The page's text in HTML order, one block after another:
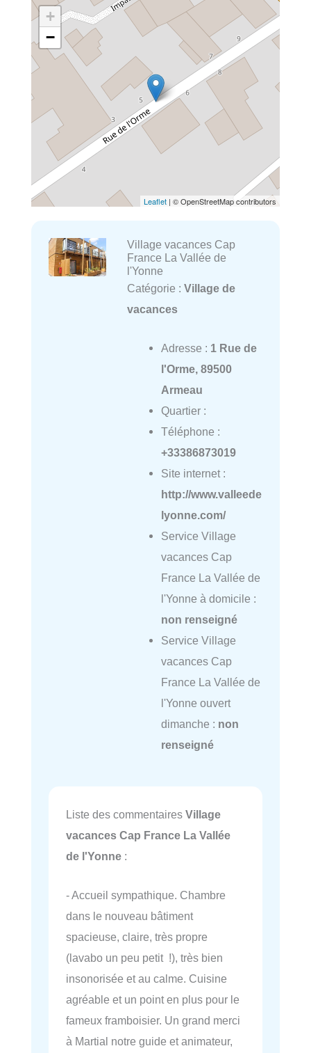
+
−
Leaflet | © OpenStreetMap contributors
Village vacances Cap
France La Vallée de
l'Yonne
Catégorie : Village de
vacances
Adresse : 1 Rue de
l'Orme, 89500
Armeau
Quartier :
Téléphone :
+33386873019
Site internet :
http://www.valleede
lyonne.com/
Service Village
vacances Cap
France La Vallée de
l'Yonne à domicile :
non renseigné
Service Village
vacances Cap
France La Vallée de
l'Yonne ouvert
dimanche : non
renseigné
Liste des commentaires Village
vacances Cap France La Vallée
de l'Yonne :
- Accueil sympathique. Chambre
dans le nouveau bâtiment
spacieuse, claire, très propre
(lavabo un peu petit !), très bien
insonorisée et au calme. Cuisine
agréable et un point en plus pour le
fameux framboisier. Un grand merci
à Martial notre guide et animateur,